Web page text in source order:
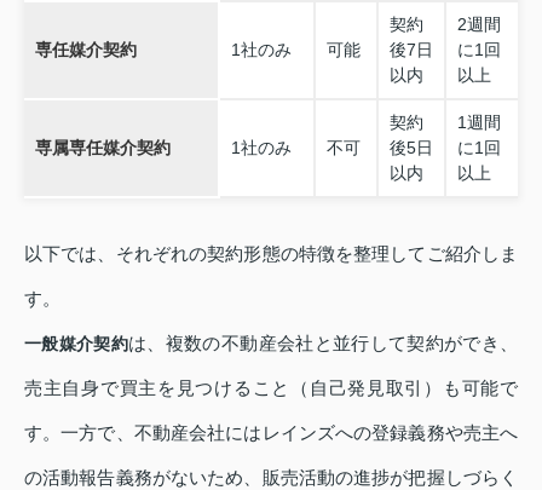
専任媒介契約 1社のみ 可能
契約
後7日
以内
2週間
に1回
以上
専属専任媒介契約 1社のみ 不可
契約
後5日
以内
1週間
に1回
以上
以下では、それぞれの契約形態の特徴を整理してご紹介しま
す。
一般媒介契約は、複数の不動産会社と並行して契約ができ、
売主自身で買主を見つけること（自己発見取引）も可能で
す。一方で、不動産会社にはレインズへの登録義務や売主へ
の活動報告義務がないため、販売活動の進捗が把握しづらく